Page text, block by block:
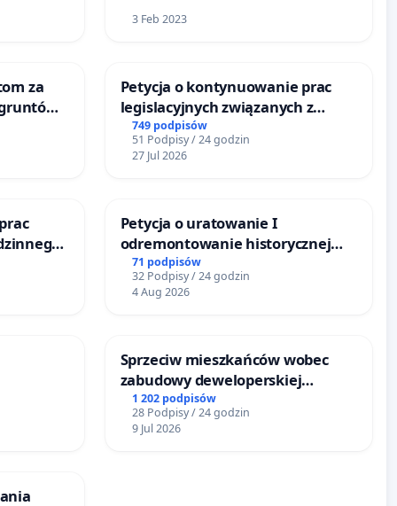
3 Feb 2023
za
Petycja o kontynuowanie prac
legislacyjnych związanych z
reformą prawa rodzinnego
749 podpisów
51 Podpisy / 24 godzin
27 Jul 2026
Petycja o uratowanie I
odremontowanie historycznej
Lokomotywy sm42-914
71 podpisów
32 Podpisy / 24 godzin
4 Aug 2026
Sprzeciw mieszkańców wobec
zabudowy deweloperskiej
terenow zielonych w rejonie
Bulwarów Straceńskich w
Bielsku-Białej
1 202 podpisów
28 Podpisy / 24 godzin
9 Jul 2026